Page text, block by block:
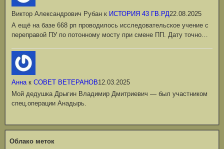
Виктор Александрович Рубан к ИСТОРИЯ 43 ГВ.РД22.08.2025
А ещё на базе 668 рп проводилось исследовательское учение с
переправой ПУ по потонному мосту при смене ПП. Дату точно…
Аннак СОВЕТ ВЕТЕРАНОВ12.03.2025
Мой дедушка Дрыгин Владимир Дмитриевич — был участником
спец.операции Анадырь.
Облако меток